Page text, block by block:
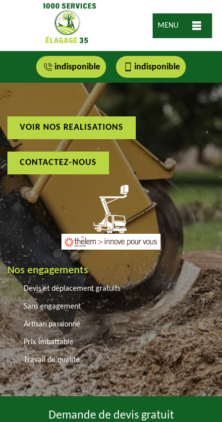
MENU
indisponible indisponible
VOIR NOS REALISATIONS
CONTACTEZ-NOUS
Nos engagements
Devis et déplacement gratuits
Sans engagement
Artisan passionné
Prix imbattable
Travail de qualité
Demande de devis gratuit